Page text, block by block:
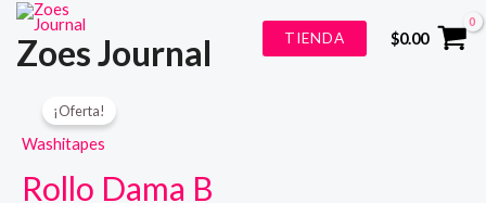
contenido
Zoes Journal TIENDA $0.00
¡Oferta!
Washitapes
Rollo Dama B